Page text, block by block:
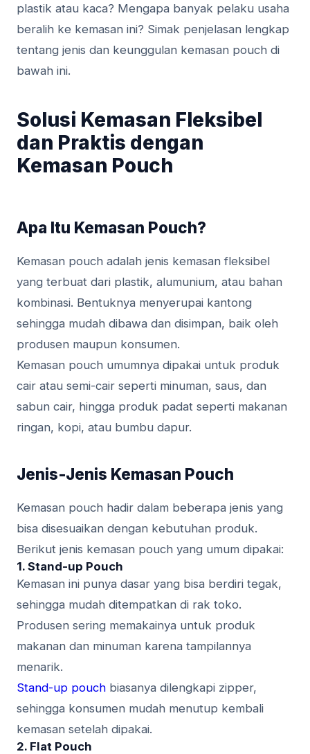
plastik atau kaca? Mengapa banyak pelaku usaha
beralih ke kemasan ini? Simak penjelasan lengkap
tentang jenis dan keunggulan kemasan pouch di
bawah ini.
Solusi Kemasan Fleksibel
dan Praktis dengan
Kemasan Pouch
Apa Itu Kemasan Pouch?
Kemasan pouch adalah jenis kemasan fleksibel
yang terbuat dari plastik, alumunium, atau bahan
kombinasi. Bentuknya menyerupai kantong
sehingga mudah dibawa dan disimpan, baik oleh
produsen maupun konsumen.
Kemasan pouch umumnya dipakai untuk produk
cair atau semi-cair seperti minuman, saus, dan
sabun cair, hingga produk padat seperti makanan
ringan, kopi, atau bumbu dapur.
Jenis-Jenis Kemasan Pouch
Kemasan pouch hadir dalam beberapa jenis yang
bisa disesuaikan dengan kebutuhan produk.
Berikut jenis kemasan pouch yang umum dipakai:
1. Stand-up Pouch
Kemasan ini punya dasar yang bisa berdiri tegak,
sehingga mudah ditempatkan di rak toko.
Produsen sering memakainya untuk produk
makanan dan minuman karena tampilannya
menarik.
Stand-up pouch biasanya dilengkapi zipper,
sehingga konsumen mudah menutup kembali
kemasan setelah dipakai.
2. Flat Pouch